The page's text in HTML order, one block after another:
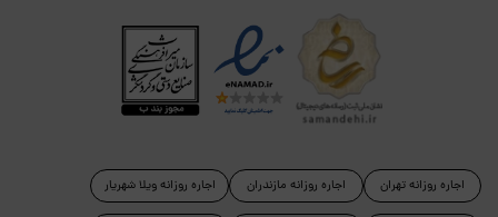
اجاره روزانه تهران اجاره روزانه مازندران اجاره روزانه ویلا شهریار